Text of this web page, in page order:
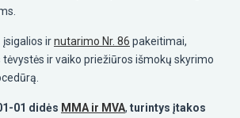
irnutarimo Nr. 86 pakeitimai,
ir vaiko priežiūros išmokų skyrimo
01 didės MMA ir MVA, turintys įtakos